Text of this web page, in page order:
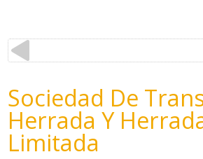
Sociedad De
Herrada Y
Limitada